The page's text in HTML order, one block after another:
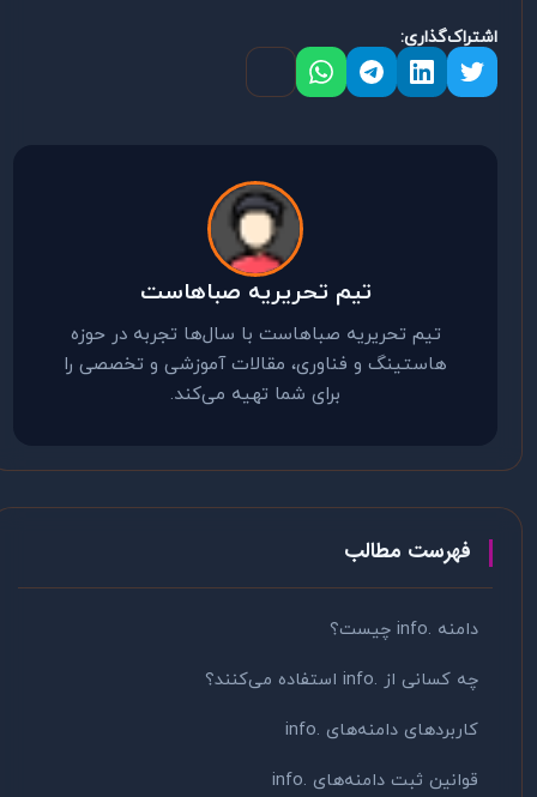
اشتراک‌گذاری:
تیم تحریریه صباهاست
تیم تحریریه صباهاست با سال‌ها تجربه در حوزه
هاستینگ و فناوری، مقالات آموزشی و تخصصی را
برای شما تهیه می‌کند.
فهرست مطالب
دامنه .info چیست؟
چه کسانی از .info استفاده می‌کنند؟
کاربردهای دامنه‌های .info
قوانین ثبت دامنه‌های .info